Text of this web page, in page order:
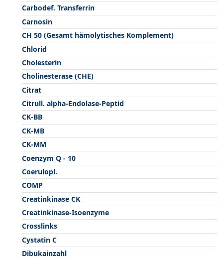
Carbodef. Transferrin
Carnosin
CH 50 (Gesamt hämolytisches Komplement)
Chlorid
Cholesterin
Cholinesterase (CHE)
Citrat
Citrull. alpha-Endolase-Peptid
CK-BB
CK-MB
CK-MM
Coenzym Q - 10
Coerulopl.
COMP
Creatinkinase CK
Creatinkinase-Isoenzyme
Crosslinks
Cystatin C
Dibukainzahl